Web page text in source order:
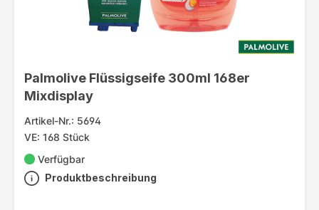
Palmolive Flüssigseife 300ml 168er
Mixdisplay
Artikel-Nr.: 5694
VE: 168 Stück
Verfügbar
Produktbeschreibung